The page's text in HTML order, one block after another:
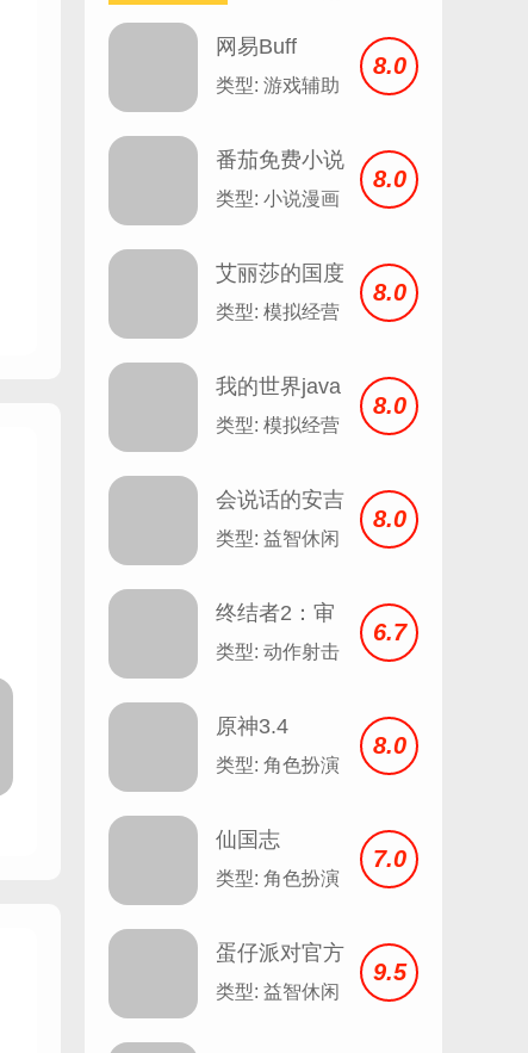
网易Buff
类型: 游戏辅助
8.0
番茄免费小说
安卓
类型: 小说漫画
8.0
艾丽莎的国度
类型: 模拟经营
8.0
我的世界java
版
类型: 模拟经营
8.0
会说话的安吉
拉 Talking
类型: 益智休闲
8.0
终结者2：审
判日
类型: 动作射击
6.7
原神3.4
类型: 角色扮演
8.0
仙国志
类型: 角色扮演
7.0
蛋仔派对官方
服
类型: 益智休闲
9.5